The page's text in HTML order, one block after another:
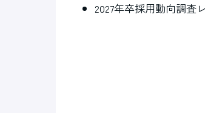
2027年卒採用動向調査